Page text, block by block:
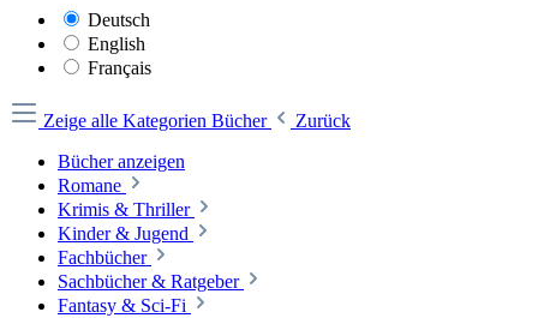
Deutsch
English
Français
Zeige alle Kategorien Bücher
Zurück
Bücher anzeigen
Romane
Krimis & Thriller
Kinder & Jugend
Fachbücher
Sachbücher & Ratgeber
Fantasy & Sci-Fi